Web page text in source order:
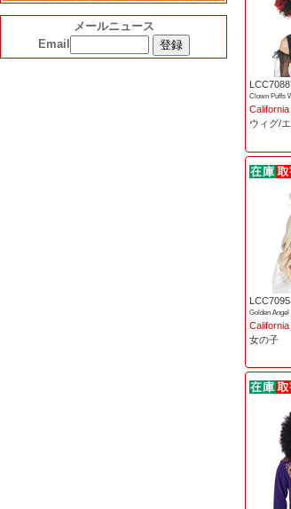
メールニュース
Email
Clown Puffs
ウィグ/
Golden
女の子